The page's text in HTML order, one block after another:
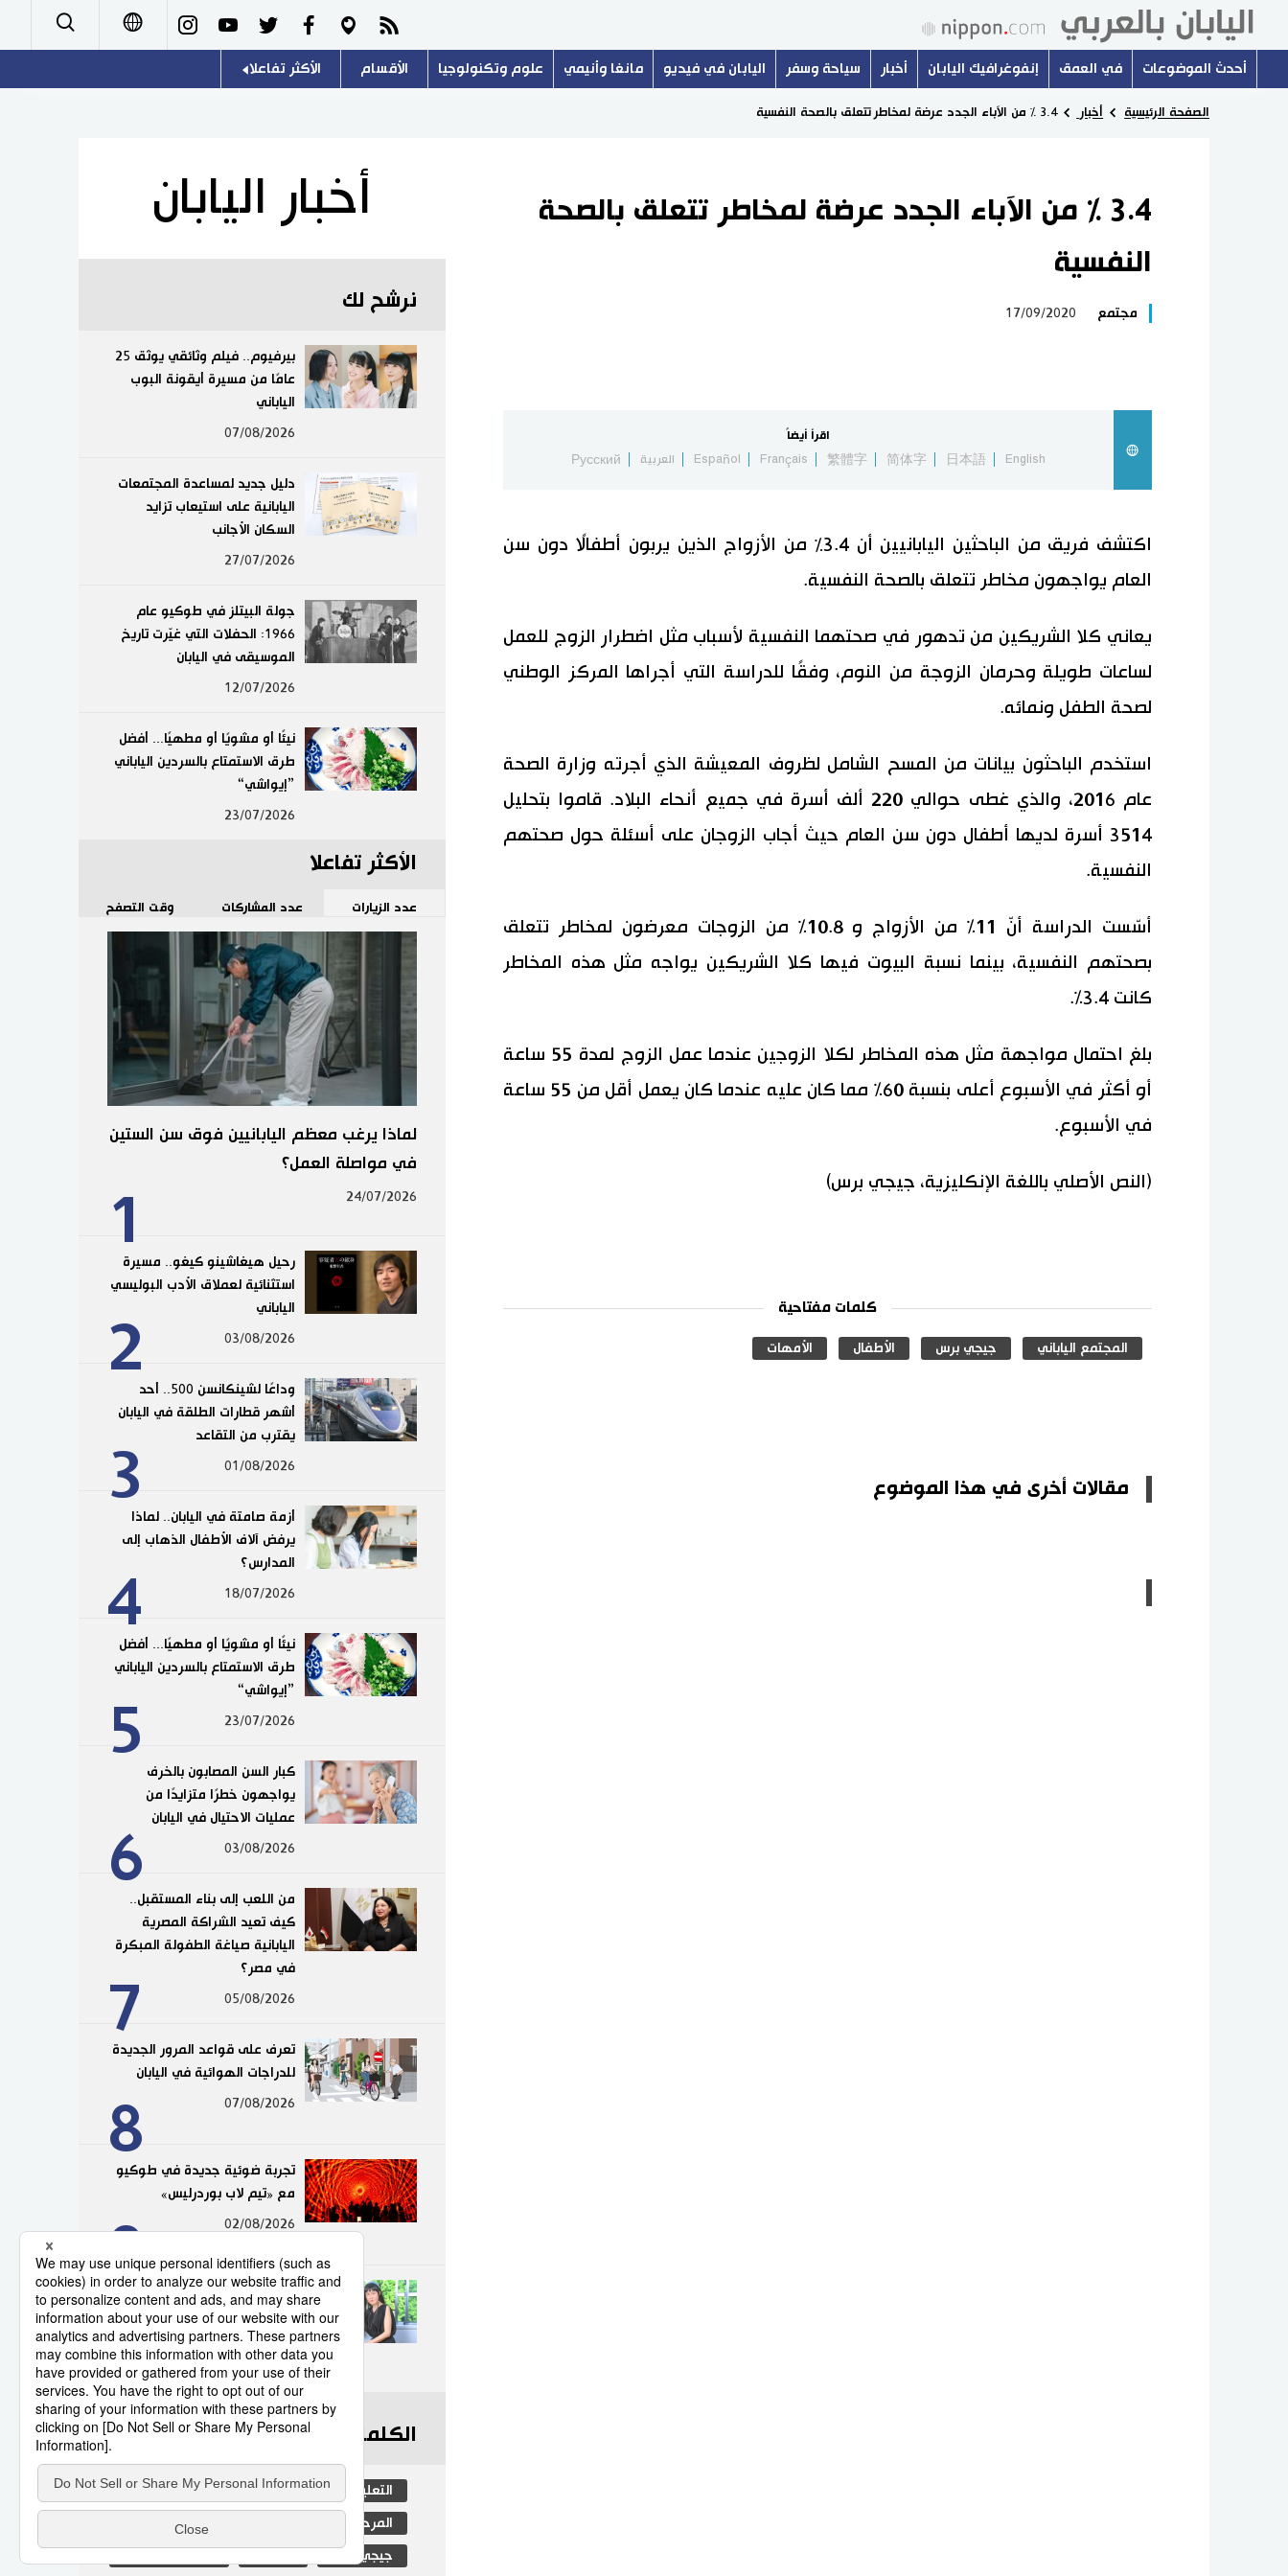
أحدث الموضوعات في العمق إنفوغرافيك اليابان أخبار سياحة وسفر اليابان في فيديو مانغا وأنيمي علوم وتكنولوجيا الأقسام
تجارب وآراء
سياسة
اقتصاد
مجتمع
ثقافة
طوكيو
الأكثر تفاعلا
هو وهي
المطبخ الياباني
الصفحة الرئيسية أخبار 3.4 % من الآباء الجدد عرضة لمخاطر تتعلق بالصحة النفسية
3.4 % من الآباء الجدد عرضة لمخاطر تتعلق بالصحة
النفسية
مجتمع 17/09/2020
اقرأ أيضاً
English
日本語
简体字
繁體字
Français
Español العربية Русский
اكتشف فريق من الباحثين اليابانيين أن 3.4٪ من الأزواج الذين يربون أطفالًا دون سن
العام يواجهون مخاطر تتعلق بالصحة النفسية.
يعاني كلا الشريكين من تدهور في صحتهما النفسية لأسباب مثل اضطرار الزوج للعمل
لساعات طويلة وحرمان الزوجة من النوم، وفقًا للدراسة التي أجراها المركز الوطني
لصحة الطفل ونمائه.
استخدم الباحثون بيانات من المسح الشامل لظروف المعيشة الذي أجرته وزارة الصحة
عام 2016، والذي غطى حوالي 220 ألف أسرة في جميع أنحاء البلاد. قاموا بتحليل
3514 أسرة لديها أطفال دون سن العام حيث أجاب الزوجان على أسئلة حول صحتهم
النفسية.
أسّست الدراسة أنّ 11% من الأزواج و 10.8% من الزوجات معرضون لمخاطر تتعلق
بصحتهم النفسية، بينما نسبة البيوت فيها كلا الشريكين يواجه مثل هذه المخاطر
كانت 3.4%.
بلغ احتمال مواجهة مثل هذه المخاطر لكلا الزوجين عندما عمل الزوج لمدة 55 ساعة
أو أكثر في الأسبوع أعلى بنسبة 60% مما كان عليه عندما كان يعمل أقل من 55 ساعة
في الأسبوع.
(النص الأصلي باللغة الإنكليزية، جيجي برس)
كلمات مفتاحية
المجتمع الياباني جيجي برس الأطفال الأمهات
مقالات أخرى في هذا الموضوع
أخبار اليابان
نرشح لك
بيرفيوم.. فيلم وثائقي يوثق 25
عامًا من مسيرة أيقونة البوب
الياباني
07/08/2026
دليل جديد لمساعدة المجتمعات
اليابانية على استيعاب تزايد
السكان الأجانب
27/07/2026
جولة البيتلز في طوكيو عام
1966: الحفلات التي غيّرت تاريخ
الموسيقى في اليابان
12/07/2026
نيئًا أو مشويًا أو مطهيًا... أفضل
طرق الاستمتاع بالسردين الياباني
”إيواشي“
23/07/2026
الأكثر تفاعلا
عدد الزيارات عدد المشاركات وقت التصفح
1
لماذا يرغب معظم اليابانيين فوق سن الستين
في مواصلة العمل؟
24/07/2026
2
رحيل هيغاشينو كيغو.. مسيرة
استثنائية لعملاق الأدب البوليسي
الياباني
03/08/2026
3
وداعًا لشينكانسن 500.. أحد
أشهر قطارات الطلقة في اليابان
يقترب من التقاعد
01/08/2026
4
أزمة صامتة في اليابان.. لماذا
يرفض آلاف الأطفال الذهاب إلى
المدارس؟
18/07/2026
5
نيئًا أو مشويًا أو مطهيًا... أفضل
طرق الاستمتاع بالسردين الياباني
”إيواشي“
23/07/2026
6
كبار السن المصابون بالخرف
يواجهون خطرًا متزايدًا من
عمليات الاحتيال في اليابان
03/08/2026
7
من اللعب إلى بناء المستقبل..
كيف تعيد الشراكة المصرية
اليابانية صياغة الطفولة المبكرة
في مصر؟
05/08/2026
8
تعرف على قواعد المرور الجديدة
للدراجات الهوائية في اليابان
07/08/2026
9
تجربة ضوئية جديدة في طوكيو
مع «تيم لاب بوردرليس»
02/08/2026
10
كوباياشي إريكا.. حين تعيد
الرواية إحياء أصوات التاريخ
لفهم الحرب والقضايا النووية
02/08/2026
الكلمات الأكثر بحثا
التعليم الياباني الأنشطة
المرحلة الابتدائية اليابان
جيجي برس